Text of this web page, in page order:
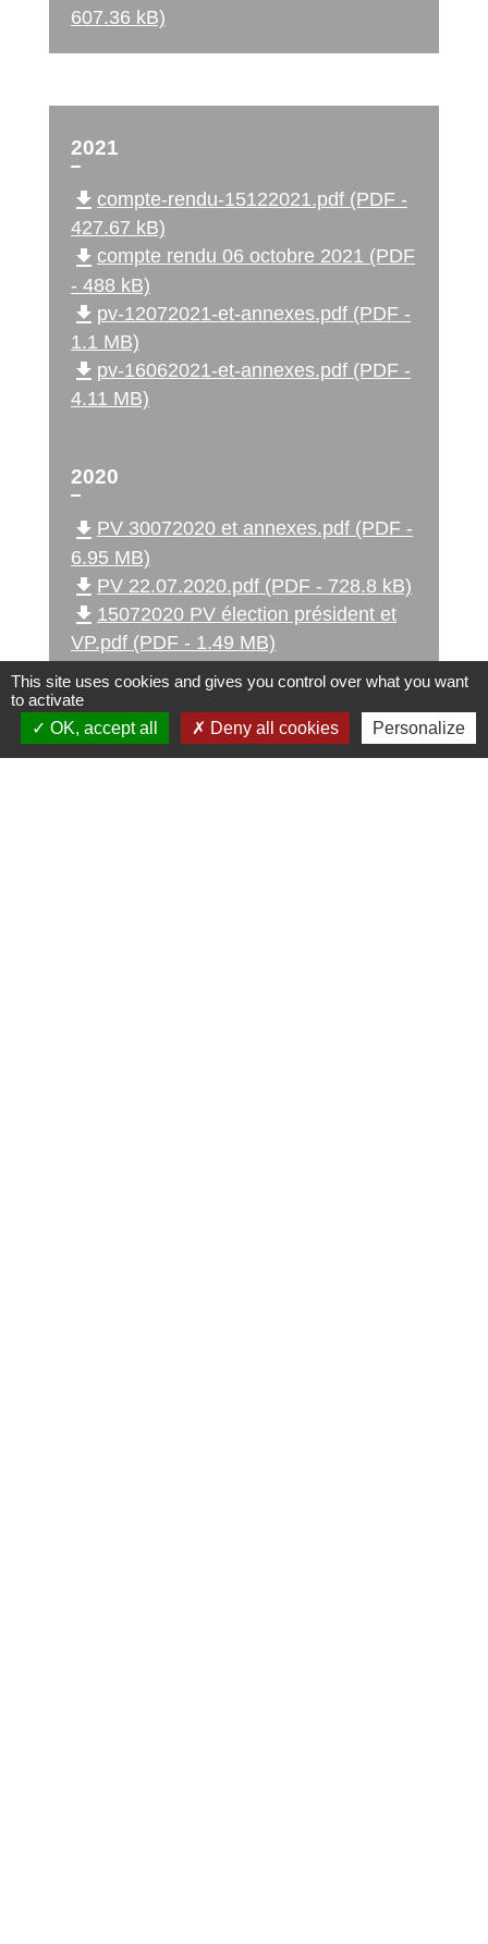
607.36 kB)
2021
file_download compte-rendu-15122021.pdf (PDF -
427.67 kB)
file_download compte rendu 06 octobre 2021 (PDF
- 488 kB)
file_download pv-12072021-et-annexes.pdf (PDF -
1.1 MB)
file_download pv-16062021-et-annexes.pdf (PDF -
4.11 MB)
2020
file_download PV 30072020 et annexes.pdf (PDF -
6.95 MB)
file_download PV 22.07.2020.pdf (PDF - 728.8 kB)
file_download 15072020 PV élection président et
VP.pdf (PDF - 1.49 MB)
This site uses cookies and gives you control over what you want
to activate
OK, accept all
Deny all cookies Personalize